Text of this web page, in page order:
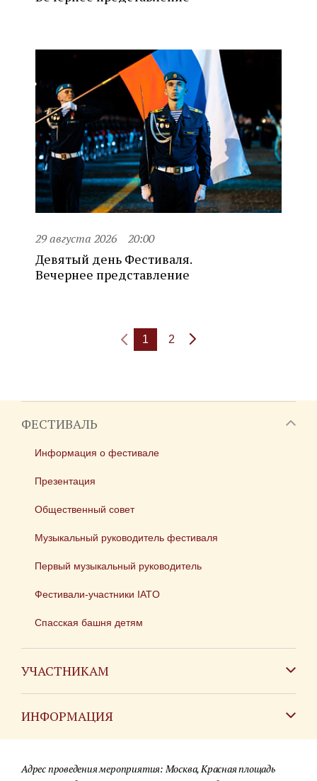
29 августа 2026 20:00
Девятый день Фестиваля.
Вечернее представление
1 2
ФЕСТИВАЛЬ
Информация о фестивале
Презентация
Общественный совет
Музыкальный руководитель фестиваля
Первый музыкальный руководитель
Фестивали-участники IATO
Спасская башня детям
УЧАСТНИКАМ
ИНФОРМАЦИЯ
Для СМИ
Адрес проведения мероприятия: Москва, Красная площадь